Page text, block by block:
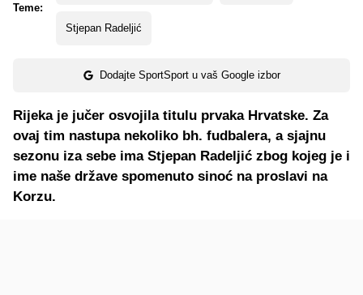
Teme:
Stjepan Radeljić
Dodajte SportSport u vaš Google izbor
Rijeka je jučer osvojila titulu prvaka Hrvatske. Za
ovaj tim nastupa nekoliko bh. fudbalera, a sjajnu
sezonu iza sebe ima Stjepan Radeljić zbog kojeg je i
ime naše države spomenuto sinoć na proslavi na
Korzu.